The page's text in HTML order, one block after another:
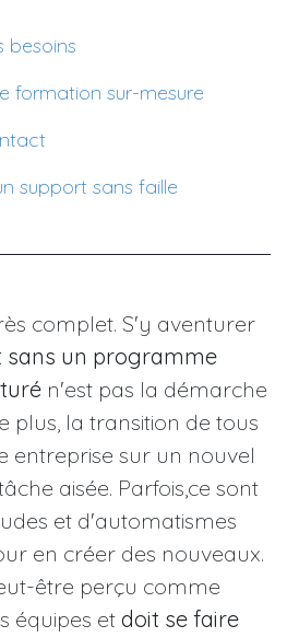
besoins
formation sur-mesure
support sans faille
complet. S'y aventurer
sans un programme
n'est pas la démarche
plus, la transition de tous
entreprise sur un nouvel
aisée. Parfois,ce sont
et d'automatismes
en créer des nouveaux.
être perçu comme
équipes et doit se faire